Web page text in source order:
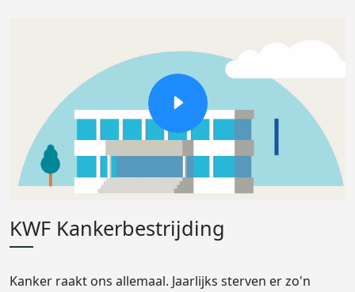
KWF Kankerbestrijding
Kanker raakt ons allemaal. Jaarlijks sterven er zo'n